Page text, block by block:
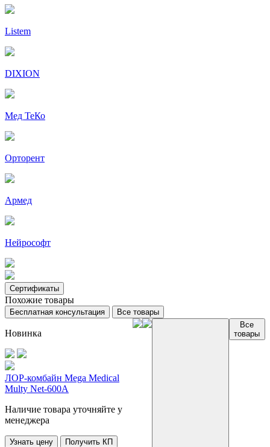
Listem
DIXION
Мед ТеКо
Орторент
Армед
Нейрософт
Сертификаты
Похожие товары
Бесплатная консультация Все товары
Новинка
ЛОР-комбайн Mega Medical
Multy Net-600A
Наличие товара уточняйте у
менеджера
Узнать цену Получить КП
Все
товары